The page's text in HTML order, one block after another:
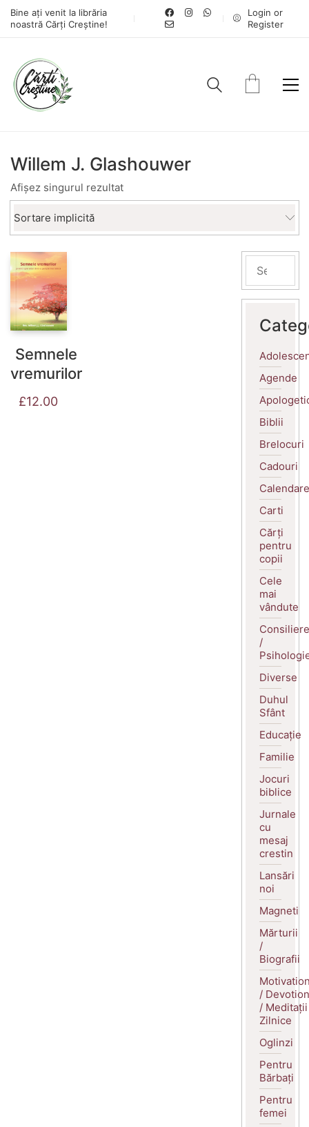
Bine ați venit la librăria
noastră Cărți Creștine!
Login or
Register
Willem J. Glashouwer
Afișez singurul rezultat
Sortare implicită
Semnele
vremurilor
£12.00
Agende
Biblii
Brelocuri
Cadouri
Calendare
Carti
Cărți
pentru
copii
Cele
mai
vândute
Consiliere
/
Diverse
Duhul
Sfânt
Educație
Familie
Jocuri
biblice
Jurnale
cu
mesaj
crestin
Lansări
noi
Magneti
Mărturii
/
Biografii
/
/ Meditații
Zilnice
Oglinzi
Pentru
Bărbați
Pentru
femei